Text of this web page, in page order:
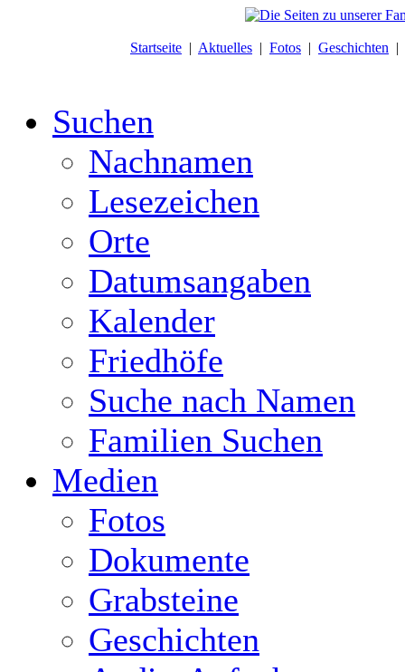
Startseite | Aktuelles | Fotos | Geschichten |
Suchen
Nachnamen
Lesezeichen
Orte
Datumsangaben
Kalender
Friedhöfe
Suche nach Namen
Familien Suchen
Medien
Fotos
Dokumente
Grabsteine
Geschichten